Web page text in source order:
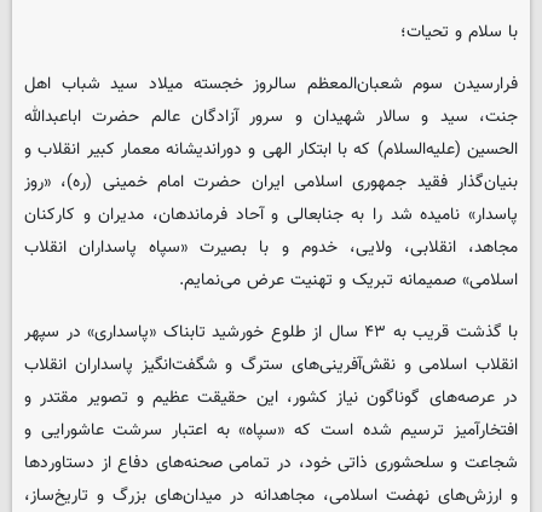
با سلام و تحیات؛
فرارسیدن سوم شعبان‌المعظم سالروز خجسته میلاد سید شباب اهل
جنت، سید و سالار شهیدان و سرور آزادگان عالم حضرت اباعبدالله
الحسین (علیه‌السلام) که با ابتکار الهی و دوراندیشانه معمار کبیر انقلاب و
بنیان‌گذار فقید جمهوری اسلامی ایران حضرت امام خمینی (ره)، «روز
پاسدار» نامیده شد را به جنابعالی و آحاد فرماندهان، مدیران و کارکنان
مجاهد، انقلابی، ولایی، خدوم و با بصیرت «سپاه پاسداران انقلاب
اسلامی» صمیمانه تبریک و تهنیت عرض می‌نمایم.
با گذشت قریب به ۴۳ سال از طلوع خورشید تابناک «پاسداری» در سپهر
انقلاب اسلامی و نقش‌آفرینی‌های سترگ و شگفت‌انگیز پاسداران انقلاب
در عرصه‌های گوناگون نیاز کشور، این حقیقت عظیم و تصویر مقتدر و
افتخارآمیز ترسیم شده است که «سپاه» به اعتبار سرشت عاشورایی و
شجاعت و سلحشوری ذاتی خود، در تمامی صحنه‌های دفاع از دستاوردها
و ارزش‌های نهضت اسلامی، مجاهدانه در میدان‌های بزرگ و تاریخ‌ساز،